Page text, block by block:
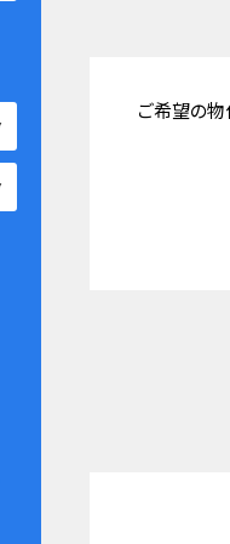
ご希望の物